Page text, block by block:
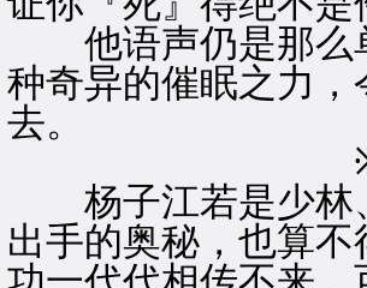
他语声仍是那么
种奇异的催眠之力
去。
※
杨子江若是少林
出手的奥秘，也算